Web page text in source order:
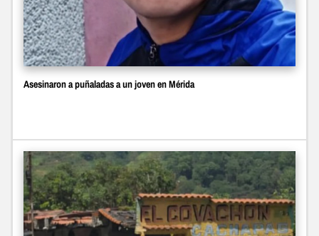
Asesinaron a puñaladas a un joven en Mérida